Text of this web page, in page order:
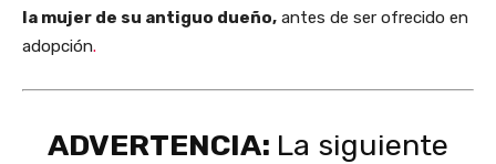
la mujer de su antiguo dueño, antes de ser ofrecido en
adopción.
ADVERTENCIA: La siguiente